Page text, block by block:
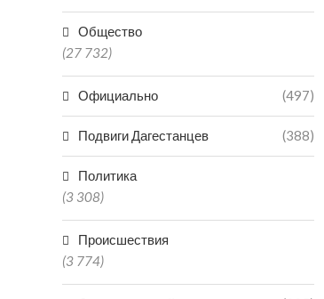
Общество
(27 732)
Официально (497)
Подвиги Дагестанцев (388)
Политика
(3 308)
Происшествия
(3 774)